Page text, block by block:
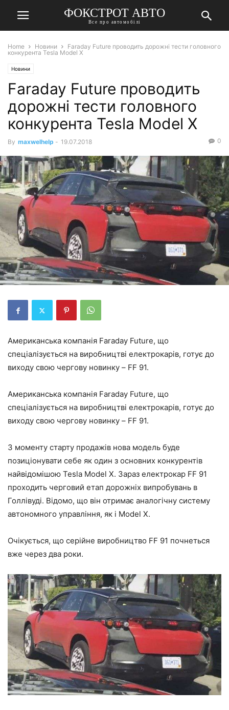
ФОКСТРОТ АВТО
Все про автомобілі
Home Новини
Faraday Future проводить дорожні тести головного
конкурента Tesla Model X
Новини
Faraday Future проводить
дорожні тести головного
конкурента Tesla Model X
By maxwelhelp - 19.07.2018 0
Американська компанія Faraday Future, що
спеціалізується на виробництві електрокарів, готує до
виходу свою чергову новинку – FF 91.
Американська компанія Faraday Future, що
спеціалізується на виробництві електрокарів, готує до
виходу свою чергову новинку – FF 91.
З моменту старту продажів нова модель буде
позиціонувати себе як один з основних конкурентів
найвідомішою Tesla Model X. Зараз електрокар FF 91
проходить черговий етап дорожніх випробувань в
Голлівуді. Відомо, що він отримає аналогічну систему
автономного управління, як і Model X.
Очікується, що серійне виробництво FF 91 почнеться
вже через два роки.